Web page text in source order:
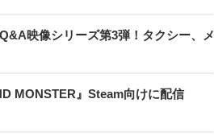
映像シリーズ第3弾！タクシー、メ
MONSTER』Steam向けに配信